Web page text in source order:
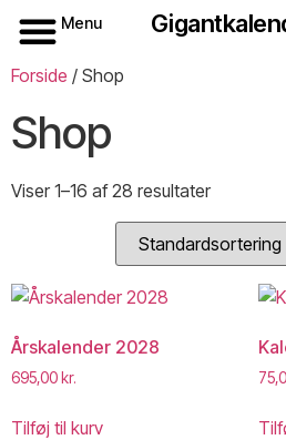
Menu
Forside / Shop
Shop
Viser 1–16 af 28 resultater
Årskalender 2028
695,00 kr.
Tilføj til kurv